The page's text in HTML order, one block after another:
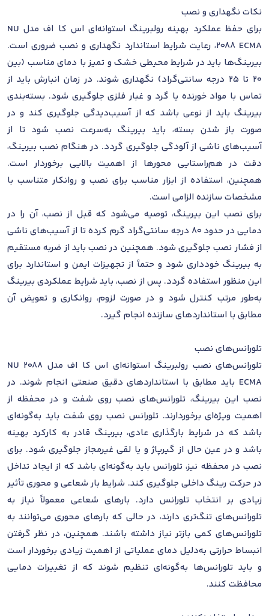
نکات نگهداری و نصب
برای حفظ عملکرد بهینه رولبرینگ استوانه‌ای اس کا اف مدل NU
2088 ECMA، رعایت شرایط استاندارد نگهداری و نصب ضروری است.
بیرینگ‌ها باید در شرایط محیطی خشک و تمیز با دمای مناسب (بین
20 تا 25 درجه سانتی‌گراد) نگهداری شوند. در زمان انبارش باید از
تماس با مواد خورنده یا گرد و غبار فلزی جلوگیری شود. بسته‌بندی
بیرینگ باید از نوعی باشد که از آسیب‌دیدگی جلوگیری کند و در
صورت باز شدن بسته، باید بیرینگ به‌سرعت نصب شود تا از
آسیب‌های ناشی از آلودگی جلوگیری گردد. در هنگام نصب بیرینگ،
دقت در هم‌راستایی محورها از اهمیت بالایی برخوردار است.
همچنین، استفاده از ابزار مناسب برای نصب و روانکار متناسب با
مشخصات سازنده الزامی است.
برای نصب این بیرینگ، توصیه می‌شود که قبل از نصب، آن را در
دمایی در حدود 80 درجه سانتی‌گراد گرم کرده تا از آسیب‌های ناشی
از فشار نصب جلوگیری شود. همچنین در نصب باید از ضربه مستقیم
به بیرینگ خودداری شود و حتماً از تجهیزات ایمن و استاندارد برای
این منظور استفاده گردد. پس از نصب، باید شرایط عملکردی بیرینگ
به‌طور مرتب کنترل شود و در صورت لزوم، روانکاری و تعویض آن
مطابق با استانداردهای سازنده انجام گیرد.
تلورانس‌های نصب
تلورانس‌های نصب رولبرینگ استوانه‌ای اس کا اف مدل NU 2088
ECMA باید مطابق با استانداردهای دقیق صنعتی انجام شوند. در
نصب این بیرینگ، تلورانس‌های نصب روی شفت و در محفظه از
اهمیت ویژه‌ای برخوردارند. تلورانس نصب روی شفت باید به‌گونه‌ای
باشد که در شرایط بارگذاری عادی، بیرینگ قادر به کارکرد بهینه
باشد و در عین حال از گیرپاژ و یا لقی غیرمجاز جلوگیری شود. برای
نصب در محفظه نیز، تلورانس باید به‌گونه‌ای باشد که از ایجاد تداخل
در حرکت رینگ داخلی جلوگیری کند. شرایط بار شعاعی و محوری تأثیر
زیادی بر انتخاب تلورانس دارد. بارهای شعاعی معمولاً نیاز به
تلورانس‌های تنگ‌تری دارند، در حالی که بارهای محوری می‌توانند به
تلورانس‌های کمی بازتر نیاز داشته باشند. همچنین، در نظر گرفتن
انبساط حرارتی به‌دلیل دمای عملیاتی از اهمیت زیادی برخوردار است
و باید تلورانس‌ها به‌گونه‌ای تنظیم شوند که از تغییرات دمایی
محافظت کنند.